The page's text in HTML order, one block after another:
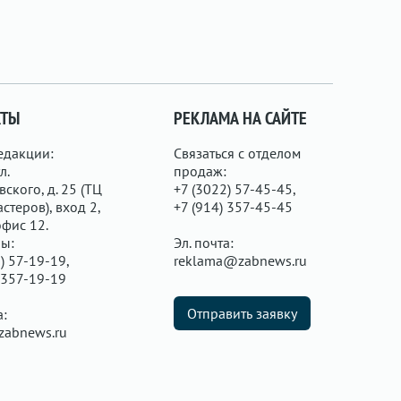
д. 25 (ТЦ
вход 2,
12.
57-19-19,
19-19
РЕКЛАМА НА САЙТЕ
Связаться с отделом
продаж:
+7 (3022) 57-45-45,
+7 (914) 357-45-45
Эл. почта:
reklama@zabnews.ru
Отправить заявку